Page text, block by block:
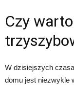
Czy
W dzisiejszych
domu jest niezwykle